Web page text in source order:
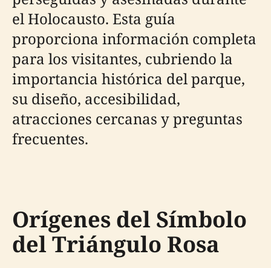
el Holocausto. Esta guía
proporciona información completa
para los visitantes, cubriendo la
importancia histórica del parque,
su diseño, accesibilidad,
atracciones cercanas y preguntas
frecuentes.
Orígenes del Símbolo
del Triángulo Rosa